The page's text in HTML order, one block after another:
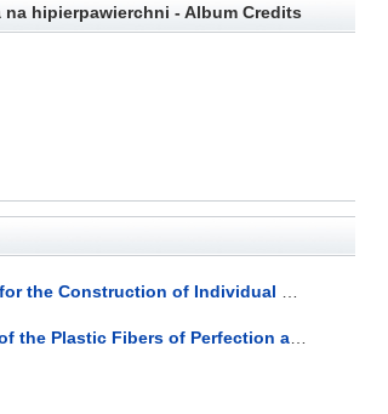
hipierpawierchni - Album Credits